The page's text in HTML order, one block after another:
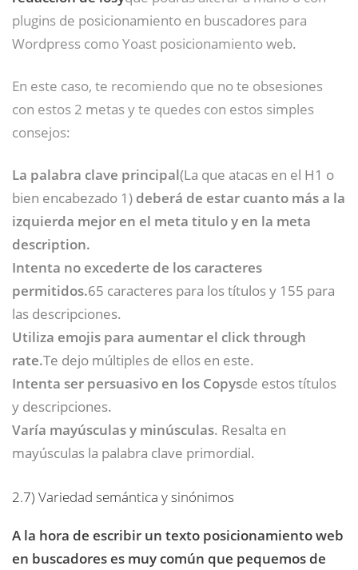
plugins de posicionamiento en buscadores para
Wordpress como Yoast posicionamiento web.
En este caso, te recomiendo que no te obsesiones
con estos 2 metas y te quedes con estos simples
consejos:
La palabra clave principal(La que atacas en el H1 o
bien encabezado 1) deberá de estar cuanto más a la
izquierda mejor en el meta titulo y en la meta
description.
Intenta no excederte de los caracteres
permitidos.65 caracteres para los títulos y 155 para
las descripciones.
Utiliza emojis para aumentar el click through
rate.Te dejo múltiples de ellos en este.
Intenta ser persuasivo en los Copysde estos títulos
y descripciones.
Varía mayúsculas y minúsculas. Resalta en
mayúsculas la palabra clave primordial.
2.7) Variedad semántica y sinónimos
A la hora de escribir un texto posicionamiento web
en buscadores es muy común que pequemos de